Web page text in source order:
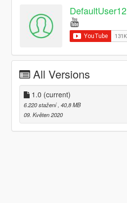
DefaultUser12
All Versions
1.0 (current)
6.220 stažení , 40,8 MB
09. Květen 2020